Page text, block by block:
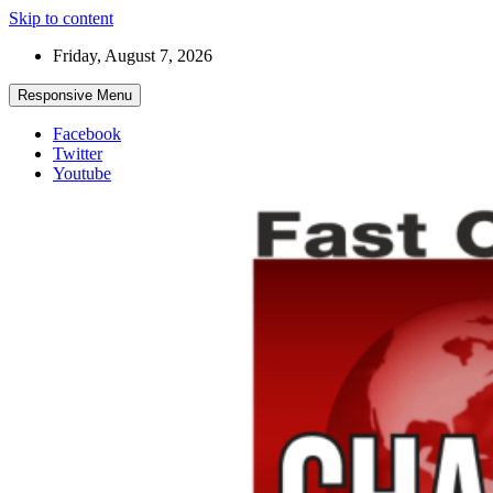
Skip to content
Friday, August 7, 2026
Responsive Menu
Facebook
Twitter
Youtube